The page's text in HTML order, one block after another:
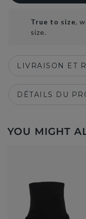
True to size,
size.
LIVRAISON ET
DÉTAILS DU
YOU MIGHT